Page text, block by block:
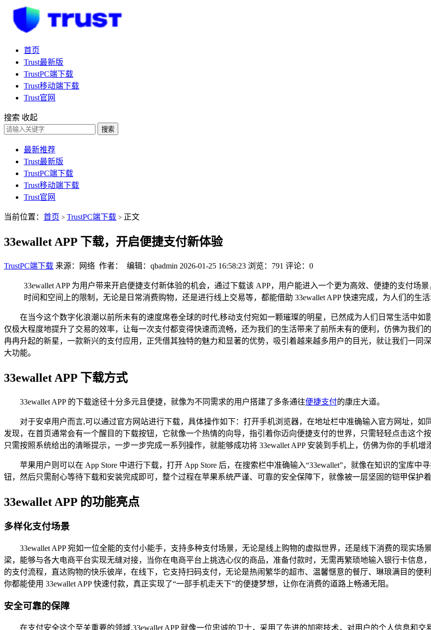
首页
Trust最新版
TrustPC端下载
Trust移动端下载
Trust官网
搜索 收起
搜索
最新推荐
Trust最新版
TrustPC端下载
Trust移动端下载
Trust官网
当前位置： 首页 > TrustPC端下载 > 正文
33ewallet APP 下载，开启便捷支付新体验
TrustPC端下载 来源：网络 作者： 编辑：qbadmin 2026-01-25 16:58:23 浏览：791 评论：0
33ewallet APP 为用户带来开启便捷支付新体验的机会，通过下载该 APP，用户能进入一个更为高效、便捷的支付场
时间和空间上的限制，无论是日常消费购物，还是进行线上交易等，都能借助 33ewallet APP 快速完成，为人们的生
在当今这个数字化浪潮以前所未有的速度席卷全球的时代,移动支付宛如一颗璀璨的明星，已然成为人们日常生活中
仅极大程度地提升了交易的效率，让每一次支付都变得快速而流畅，还为我们的生活带来了前所未有的便利，仿佛为我们
冉冉升起的新星，一款新兴的支付应用，正凭借其独特的魅力和显著的优势，吸引着越来越多用户的目光，就让我们一同
大功能。
33ewallet APP 下载方式
33ewallet APP 的下载途径十分多元且便捷，就像为不同需求的用户搭建了多条通往便捷支付的康庄大道。
对于安卓用户而言,可以通过官方网站进行下载，具体操作如下：打开手机浏览器，在地址栏中准确输入官方网址，
发现，在首页通常会有一个醒目的下载按钮，它就像一个热情的向导，指引着你迈向便捷支付的世界，只需轻轻点击这个
只需按照系统给出的清晰提示，一步一步完成一系列操作，就能够成功将 33ewallet APP 安装到手机上，仿佛为你的手机增
苹果用户则可以在 App Store 中进行下载，打开 App Store 后，在搜索栏中准确输入“33ewallet”，就像在知识的宝库
钮，然后只需耐心等待下载和安装完成即可，整个过程在苹果系统严谨、可靠的安全保障下，就像被一层坚固的铠甲保护
33ewallet APP 的功能亮点
多样化支付场景
33ewallet APP 宛如一位全能的支付小能手，支持多种支付场景，无论是线上购物的虚拟世界，还是线下消费的现实
梁，能够与各大电商平台实现无缝对接，当你在电商平台上挑选心仪的商品，准备付款时，无需再繁琐地输入银行卡信息
的支付流程，直达购物的快乐彼岸，在线下，它支持扫码支付，无论是热闹繁华的超市、温馨惬意的餐厅、琳琅满目的便
你都能使用 33ewallet APP 快速付款，真正实现了“一部手机走天下”的便捷梦想，让你在消费的道路上畅通无阻。
安全可靠的保障
在支付安全这个至关重要的领域,33ewallet APP 就像一位忠诚的卫士，采用了先进的加密技术，对用户的个人信息和